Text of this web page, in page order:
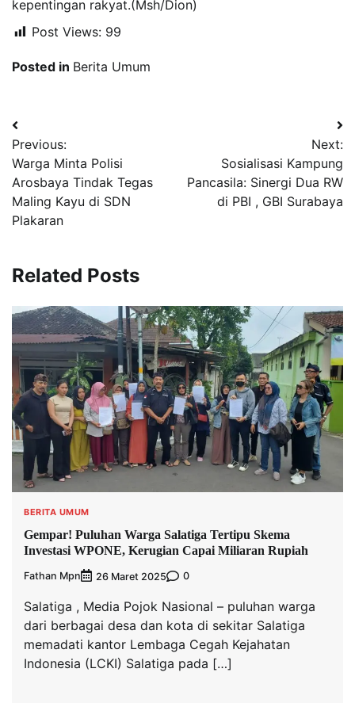
kepentingan rakyat.(Msh/Dion)
Post Views: 99
Posted in Berita Umum
Navigasi
pos
Previous:
Warga Minta Polisi
Arosbaya Tindak Tegas
Maling Kayu di SDN
Plakaran
Next:
Sosialisasi Kampung
Pancasila: Sinergi Dua RW
di PBI , GBI Surabaya
Related Posts
BERITA UMUM
Gempar! Puluhan Warga Salatiga Tertipu Skema
Investasi WPONE, Kerugian Capai Miliaran Rupiah
Fathan Mpn 26 Maret 2025 0
Salatiga , Media Pojok Nasional – puluhan warga
dari berbagai desa dan kota di sekitar Salatiga
memadati kantor Lembaga Cegah Kejahatan
Indonesia (LCKI) Salatiga pada […]